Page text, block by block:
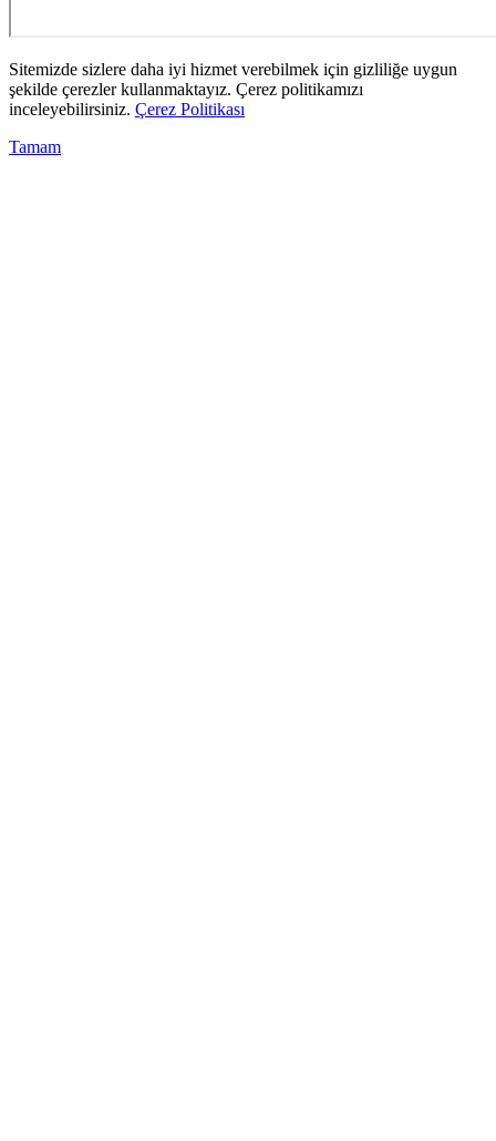
Sitemizde sizlere daha iyi hizmet verebilmek için gizliliğe uygun
şekilde çerezler kullanmaktayız. Çerez politikamızı
inceleyebilirsiniz. Çerez Politikası
Tamam